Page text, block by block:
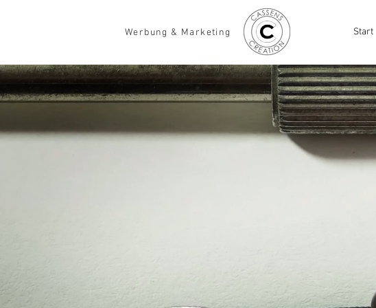
Werbung & Marketing Start